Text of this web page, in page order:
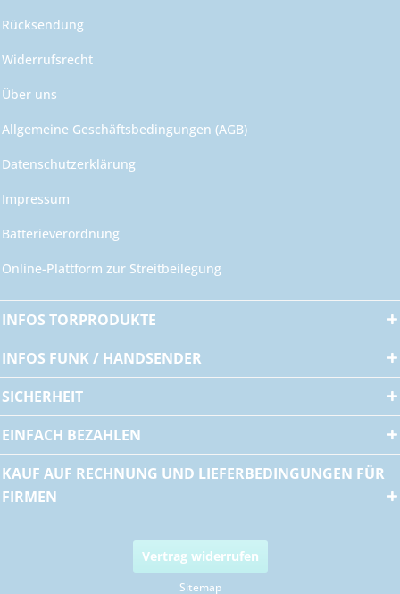
Rücksendung
Widerrufsrecht
Über uns
Allgemeine Geschäftsbedingungen (AGB)
Datenschutzerklärung
Impressum
Batterieverordnung
Online-Plattform zur Streitbeilegung
INFOS TORPRODUKTE
INFOS FUNK / HANDSENDER
SICHERHEIT
EINFACH BEZAHLEN
KAUF AUF RECHNUNG UND LIEFERBEDINGUNGEN FÜR
FIRMEN
Vertrag widerrufen
Sitemap